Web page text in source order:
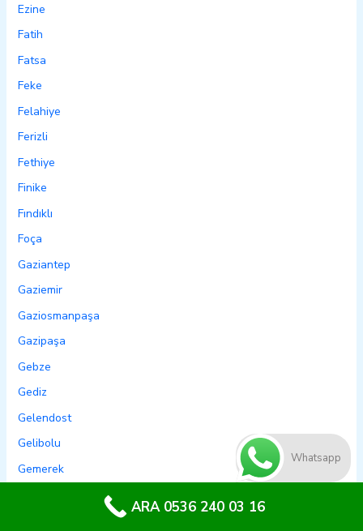
Ezine
Fatih
Fatsa
Feke
Felahiye
Ferizli
Fethiye
Finike
Fındıklı
Foça
Gaziantep
Gaziemir
Gaziosmanpaşa
Gazipaşa
Gebze
Gediz
Gelendost
Gelibolu
Gemerek
Whatsapp
ARA 0536 240 03 16